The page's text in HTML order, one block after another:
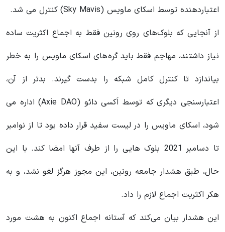
اعتباردهنده توسط اسکای ماویس (Sky Mavis) کنترل می شد.
از آنجایی که بلوک‌های روی رونین فقط به اجماع اکثریت ساده
نیاز داشتند، مهاجم فقط باید گره‌های اسکای ماویس را به خطر
بیاندازد تا کنترل کامل شبکه را بدست گیرند. بدتر از آن،
اعتبارسنجی دیگری که توسط اَکسی دائو (Axie DAO) اداره می
شود، اسکای ماویس را در لیست سفید قرار داده بود تا از نوامبر
تا دسامبر 2021 بلوک هایی را از طرف آنها امضا کند.
با این
حال، طبق هشدار جامعه رونین، این مجوز هرگز لغو نشد، و به
هکر اکثریت اجماع لازم را داد.
این هشدار بیان می‌کند که آستانه اجماع اکنون به هشت مورد